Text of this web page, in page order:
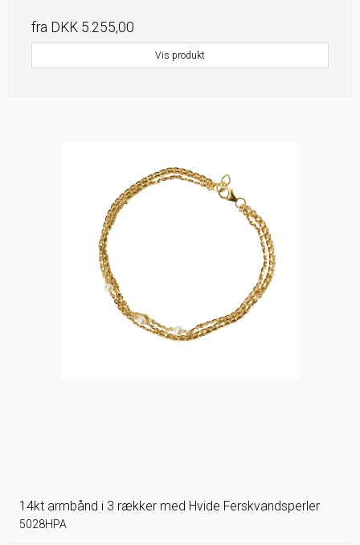
fra DKK 5.255,00
Vis produkt
14kt armbånd i 3 rækker med Hvide Ferskvandsperler
5028HPA